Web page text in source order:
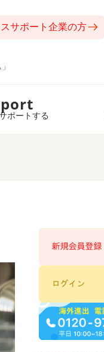
サポート企業の方
ポートする